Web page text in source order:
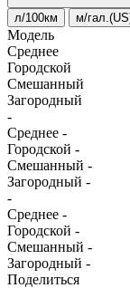
л/100км м/
Модель
Среднее
Городской
Смешанный
Загородный
-
Среднее -
Городской -
Смешанный -
Загородный -
-
Среднее -
Городской -
Смешанный -
Загородный -
Поделиться